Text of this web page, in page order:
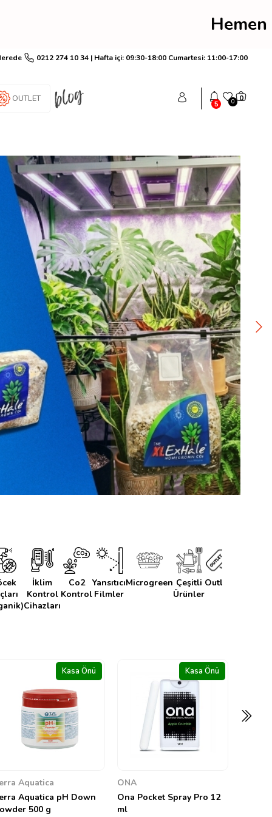
ol anında 250
0212 274 10 34 | Hafta içi: 09:30-18:00 Cumartesi: 11:00-17:00
OUTLET
5 0 0
İklim
Kontrol
Cihazları
Co2
Kontrol
Yansıtıcı
Filmler
Microgreen Çeşitli
Ürünler
Outlet
Pocket Spray Pro 12
Kasa Önü
Terra Aquatica
Terra Aquatica Hyper
Bloom 100 g
Kasa Önü
Aptus